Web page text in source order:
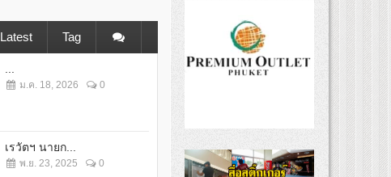
Latest Tag
ม.ค. 18, 2026 0
เรวัตฯ นายก...
พ.ย. 23, 2025 0